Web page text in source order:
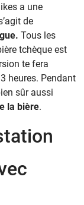
a une
de
Tous les
tchèque est
te fera
heures. Pendant
sûr aussi
la bière.